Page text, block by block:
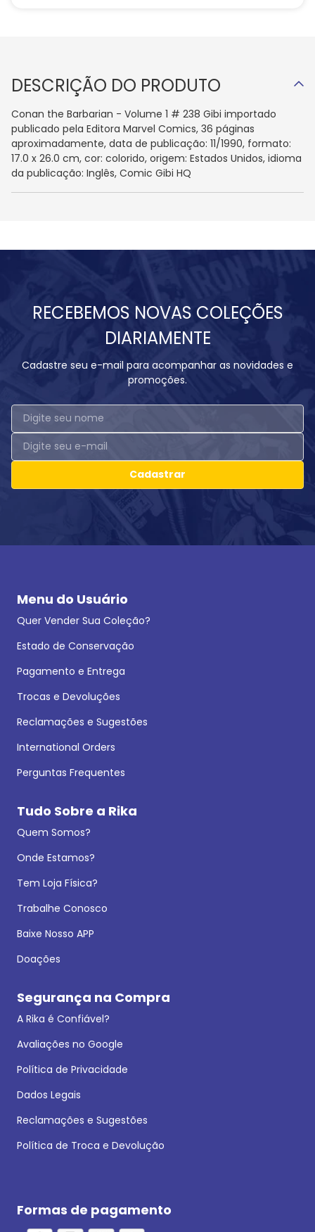
DESCRIÇÃO DO PRODUTO
Conan the Barbarian - Volume 1 # 238 Gibi importado
publicado pela Editora Marvel Comics, 36 páginas
aproximadamente, data de publicação: 11/1990, formato:
17.0 x 26.0 cm, cor: colorido, origem: Estados Unidos, idioma
da publicação: Inglês, Comic Gibi HQ
RECEBEMOS NOVAS COLEÇÕES
DIARIAMENTE
Cadastre seu e-mail para acompanhar as novidades e
promoções.
Cadastrar
Menu do Usuário
Quer Vender Sua Coleção?
Estado de Conservação
Pagamento e Entrega
Trocas e Devoluções
Reclamações e Sugestões
International Orders
Perguntas Frequentes
Tudo Sobre a Rika
Quem Somos?
Onde Estamos?
Tem Loja Física?
Trabalhe Conosco
Baixe Nosso APP
Doações
Segurança na Compra
A Rika é Confiável?
Avaliações no Google
Política de Privacidade
Dados Legais
Reclamações e Sugestões
Política de Troca e Devolução
Formas de pagamento